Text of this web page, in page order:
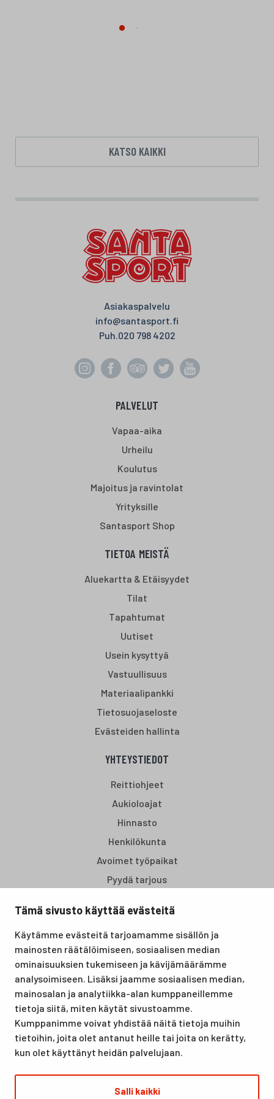
Tämä sivusto käyttää evästeitä
Käytämme evästeitä tarjoamamme sisällön ja
mainosten räätälöimiseen, sosiaalisen median
ominaisuuksien tukemiseen ja kävijämäärämme
analysoimiseen. Lisäksi jaamme sosiaalisen median,
mainosalan ja analytiikka-alan kumppaneillemme
tietoja siitä, miten käytät sivustoamme.
Kumppanimme voivat yhdistää näitä tietoja muihin
tietoihin, joita olet antanut heille tai joita on kerätty,
kun olet käyttänyt heidän palvelujaan.
Salli kaikki
KATSO KAIKKI
Asiakaspalvelu
info@santasport.fi
Puh. 020 798 4202
PALVELUT
Vapaa-aika
Urheilu
Koulutus
Majoitus ja ravintolat
Yrityksille
Santasport Shop
TIETOA MEISTÄ
Aluekartta & Etäisyydet
Tilat
Tapahtumat
Uutiset
Usein kysyttyä
Vastuullisuus
Materiaalipankki
Tietosuojaseloste
Evästeiden hallinta
YHTEYSTIEDOT
Reittiohjeet
Aukioloajat
Hinnasto
Henkilökunta
Avoimet työpaikat
Pyydä tarjous
koulutus- ja vapaa-ajan keskus, joka tarjoaa puitteet niin
lomille, harrastuksille kuin kansainvälisen tason
urheilutapahtumillekin. Santasport on myös virallinen
olympiavalmennuskeskus lumi- ja jääurheilulajeissa sekä
taitovalmennuksessa.